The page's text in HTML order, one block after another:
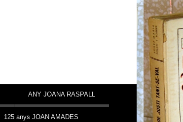
ANY JOANA RASPALL
125 anys JOAN AMADES